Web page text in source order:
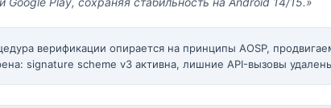
верификации опирается на принципы AOSP,
signature scheme v3 активна, лишние API-вызовы